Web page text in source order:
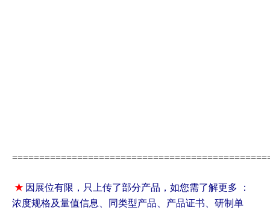
=====
★ 因展位有限，只上传了部分产品，如您需了解更多 ：
浓度规格及量值信息、同类型产品、产品证书、研制单